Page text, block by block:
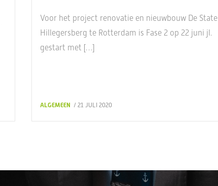
Voor het project renovatie en nieuwbouw De State
Hillegersberg te Rotterdam is Fase 2 op 22 juni jl.
gestart met […]
ALGEMEEN / 21 JULI 2020